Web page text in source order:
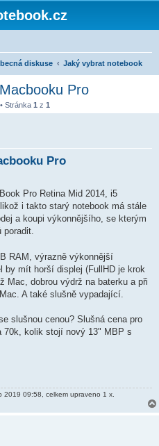
diskuse Jaký vybrat notebook
Pro
Stránka 1 z 1
Pro
Pro Retina Mid 2014, i5
i takto starý notebook má stále
a koupi výkonnějšího, se kterým
poradit.
RAM, výrazně výkonnější
by mít horší displej (FullHD je krok
dobrou výdrž na baterku a při
A také slušně vypadající.
slušnou cenou? Slušná cena pro
70k, kolik stojí nový 13" MBP s
2019 09:58, celkem upraveno 1 x.